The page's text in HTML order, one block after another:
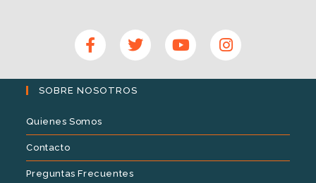
SOBRE NOSOTROS
Quienes Somos
Contacto
Preguntas Frecuentes